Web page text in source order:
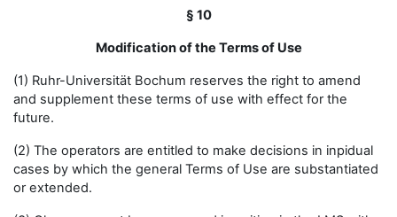
§ 10
Modification of the Terms of Use
(1) Ruhr-Universität Bochum reserves the right to amend
and supplement these terms of use with effect for the
future.
(2) The operators are entitled to make decisions in inpidual
cases by which the general Terms of Use are substantiated
or extended.